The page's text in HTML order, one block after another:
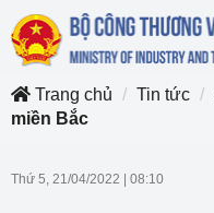
Trang chủ
Tin tức
miền Bắc
Thứ 5, 21/04/2022 08:10